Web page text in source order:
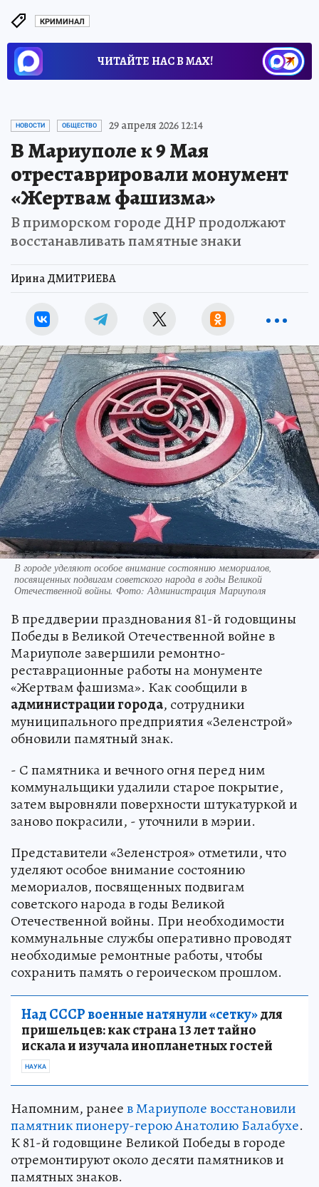
КРИМИНАЛ
ЧИТАЙТЕ НАС В МАХ!
НОВОСТИ ОБЩЕСТВО 29 апреля 2026 12:14
В Мариуполе к 9 Мая
отреставрировали монумент
«Жертвам фашизма»
В приморском городе ДНР продолжают
восстанавливать памятные знаки
Ирина ДМИТРИЕВА
В городе уделяют особое внимание состоянию мемориалов,
посвященных подвигам советского народа в годы Великой
Отечественной войны. Фото: Администрация Мариуполя
В преддверии празднования 81-й годовщины
Победы в Великой Отечественной войне в
Мариуполе завершили ремонтно-
реставрационные работы на монументе
«Жертвам фашизма». Как сообщили в
администрации города, сотрудники
муниципального предприятия «Зеленстрой»
обновили памятный знак.
- С памятника и вечного огня перед ним
коммунальщики удалили старое покрытие,
затем выровняли поверхности штукатуркой и
заново покрасили, - уточнили в мэрии.
Представители «Зеленстроя» отметили, что
уделяют особое внимание состоянию
мемориалов, посвященных подвигам
советского народа в годы Великой
Отечественной войны. При необходимости
коммунальные службы оперативно проводят
необходимые ремонтные работы, чтобы
сохранить память о героическом прошлом.
Над СССР военные натянули «сетку»для
пришельцев: как страна 13 лет тайно
искала и изучала инопланетных гостей
НАУКА
Напомним, ранеев Мариуполе восстановили
памятник пионеру-герою Анатолию Балабухе.
К 81-й годовщине Великой Победы в городе
отремонтируют около десяти памятников и
памятных знаков.